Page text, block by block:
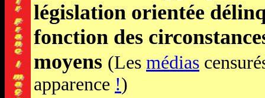
législation orientée
fonction des
moyens (Les médias
apparence !)